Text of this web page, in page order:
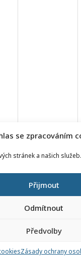
se zpracováním
stránek a našich služeb.
Přijmout
Odmítnout
Předvolby
Zásady ochrany